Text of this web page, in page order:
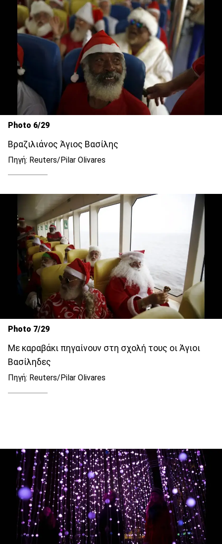
Photo 6/29
Βραζιλιάνος Άγιος Βασίλης
Πηγή: Reuters/Pilar Olivares
Photo 7/29
Με καραβάκι πηγαίνουν στη σχολή τους οι Άγιοι
Βασίληδες
Πηγή: Reuters/Pilar Olivares